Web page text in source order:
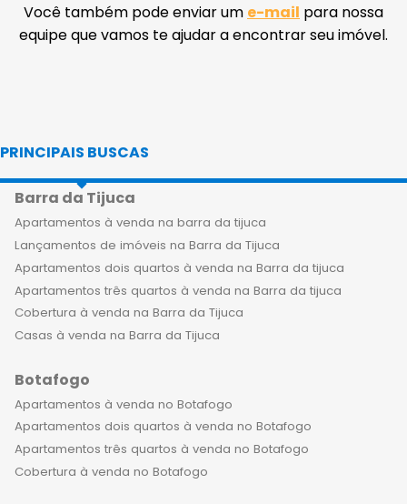
Você também pode enviar um e-mail para nossa
equipe que vamos te ajudar a encontrar seu imóvel.
PRINCIPAIS BUSCAS
Barra da Tijuca
Apartamentos à venda na barra da tijuca
Lançamentos de imóveis na Barra da Tijuca
Apartamentos dois quartos à venda na Barra da tijuca
Apartamentos três quartos à venda na Barra da tijuca
Cobertura à venda na Barra da Tijuca
Casas à venda na Barra da Tijuca
Botafogo
Apartamentos à venda no Botafogo
Apartamentos dois quartos à venda no Botafogo
Apartamentos três quartos à venda no Botafogo
Cobertura à venda no Botafogo